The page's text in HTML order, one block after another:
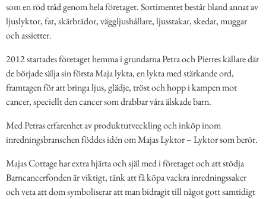
som en röd tråd genom hela företaget. Sortimentet består bland annat av
ljuslyktor, fat, skärbrädor, väggljushållare, ljusstakar, skedar, muggar
och assietter.
2012 startades företaget hemma i grundarna Petra och Pierres källare där
de började sälja sin första Maja lykta, en lykta med stärkande ord,
framtagen för att bringa ljus, glädje, tröst och hopp i kampen mot
cancer, speciellt den cancer som drabbar våra älskade barn.
Med Petras erfarenhet av produktutveckling och inköp inom
inredningsbranschen föddes idén om Majas Lyktor – Lyktor som berör.
Majas Cottage har extra hjärta och själ med i företaget och att stödja
Barncancerfonden är viktigt, tänk att få köpa vackra inredningssaker
och veta att dom symboliserar att man bidragit till något gott samtidigt